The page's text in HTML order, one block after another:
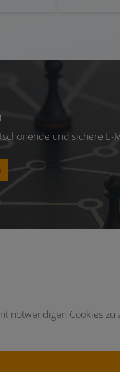
und sichere
notwendigen Cookies zu